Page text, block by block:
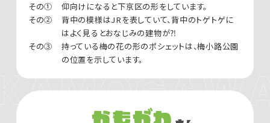
その①
仰向けになると下京区の形をしています。
その②
背中の模様はJRを表していて、背中のトゲトゲに
はよく見るとおなじみの建物が⁈
その③
持っている梅の花の形のポシェットは、梅小路公園
の位置を示しています。